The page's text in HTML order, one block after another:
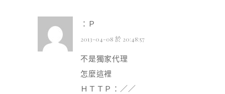
：Ｐ
2013-04-08 於 20:48:57
不是獨家代理
怎麼這裡
ＨＴＴＰ：／／